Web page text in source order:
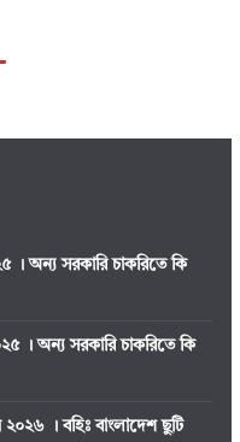
। অন্য সরকারি চাকরিতে কি
। অন্য সরকারি চাকরিতে কি
। বহিঃ বাংলাদেশ ছুটি